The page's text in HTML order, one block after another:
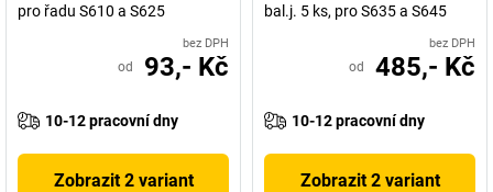
pro řadu S610 a S625
bez DPH
od 93,- Kč
10-12 pracovní dny
Zobrazit 2 variant
bal.j. 5 ks, pro S635 a S645
bez DPH
od 485,- Kč
10-12 pracovní dny
Zobrazit 2 variant